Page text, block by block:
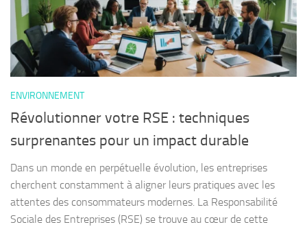
ENVIRONNEMENT
Révolutionner votre RSE : techniques
surprenantes pour un impact durable
Dans un monde en perpétuelle évolution, les entreprises
cherchent constamment à aligner leurs pratiques avec les
attentes des consommateurs modernes. La Responsabilité
Sociale des Entreprises (RSE) se trouve au cœur de cette